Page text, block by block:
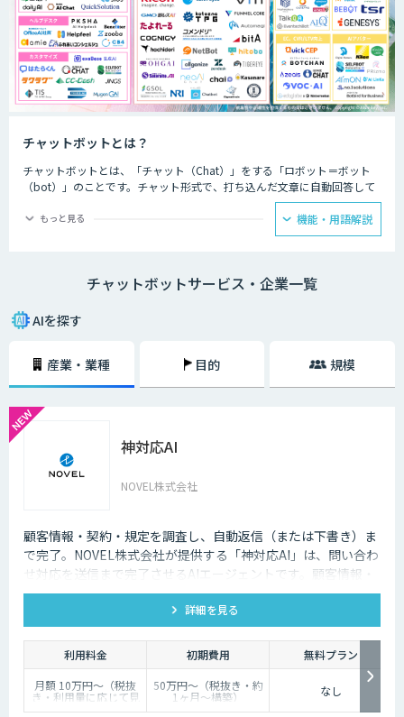
チャットボットとは？
チャットボットとは、「チャット（Chat）」をする「ロボット＝ボット
（bot）」のことです。チャット形式で、打ち込んだ文章に自動回答して
チャットボットは、大きく分けると「AI型」と「シナリオ型」という2つ
・AI型チャットボットの特徴
「機械学習型」といわれる仕組みを採用したチャットボットで、文章全体
の意味を理解した上で回答を返すことができるという特徴を持っていま
め、その学習を重ねるごとにチャットの回答精度が向上されていくのが大
・シナリオ型チャットボットの特徴
シナリオ型チャットボットにはAIが搭載されていないため、「Aという単
語が含まれていたらBを返答する」といったルールを人間が事前に設定し
ておかなければなりません。また、AI型のように学習を重ねていくわけで
もないため、不適切な返答が行われてしまう場合には、担当者が自ら修正
企業がチャットボットを導入するメリットは以下3つが挙げられます。
・24時間365日対応できる
チャットボットを導入することで得られる最大のメリットは、24時間365
日対応できるという点です。スマートフォンの普及に伴い、ユーザーはい
つでもインターネット検索を行えるようになりました。そのため現在は、
深夜に「この商品についてもっと詳しく知りたい」と思い立つケースも少
なくないのです。
そのような場合に、チャットボットを設置しておけば、ユーザーの疑問を
もっと見る 機能・用語解説
チャットボットサービス・企業一覧
AIを探す
産業・業種 目的 規模
神対応AI
NOVEL株式会社
顧客情報・契約・規定を調査し、自動返信（または下書き）ま
で完了。NOVEL株式会社が提供する「神対応AI」は、問い合わ
せ対応を送信まで完了させるAIエージェントです。顧客情報・
契約・規定を突き合わせて回答を数十秒で作成し、自動送信か
下書き止めかを選べます。
詳細を見る
利用料金 初期費用
無料プラン
月額 10万円〜（税抜
き・利用量に応じて見
積り）
50万円〜（税抜き・約
1ヶ月〜構築） なし